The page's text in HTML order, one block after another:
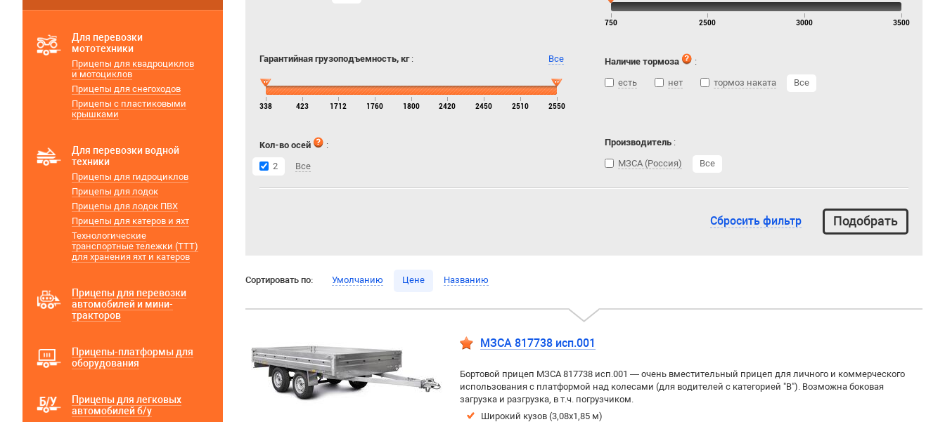
750 2500 3000 3500
Гарантийная грузоподъемность, кг: Все
338 423 1712 1760 1800 2420 2450 2510 2550
Наличие тормоза
:
есть
нет тормоз наката Все
Кол-во осей
:
2
Все
Производитель:
МЗСА (Россия)
Все
Сбросить фильтр
Сортировать по: Умолчанию Цене Названию
МЗСА 817738 исп.001
Бортовой прицеп МЗСА 817738 исп.001 — очень вместительный прицеп для личного и коммерческого
использования с платформой над колесами (для водителей с категорией "В"). Возможна боковая
загрузка и разгрузка, в т.ч. погрузчиком.
Широкий кузов (3,08х1,85 м)
Для перевозки
мототехники
Прицепы для квадроциклов
и мотоциклов
Прицепы для снегоходов
Прицепы с пластиковыми
крышками
Для перевозки водной
техники
Прицепы для гидроциклов
Прицепы для лодок
Прицепы для лодок ПВХ
Прицепы для катеров и яхт
Технологические
транспортные тележки (ТТТ)
для хранения яхт и катеров
Прицепы для перевозки
автомобилей и мини-
тракторов
Прицепы-платформы для
оборудования
Прицепы для легковых
автомобилей б/у